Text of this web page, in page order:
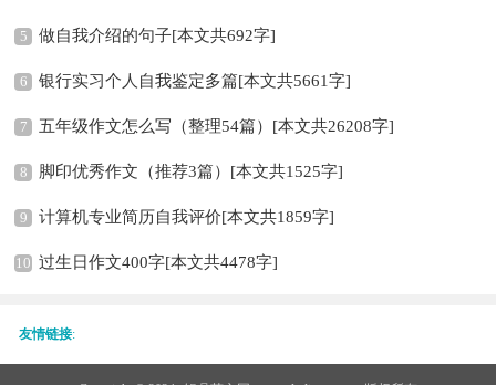
5 做自我介绍的句子[本文共692字]
6 银行实习个人自我鉴定多篇[本文共5661字]
7 五年级作文怎么写（整理54篇）[本文共26208字]
8 脚印优秀作文（推荐3篇）[本文共1525字]
9 计算机专业简历自我评价[本文共1859字]
10 过生日作文400字[本文共4478字]
友情链接: